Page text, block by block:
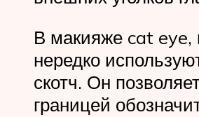
В макияже cat eye,
нередко
скотч. Он
границей